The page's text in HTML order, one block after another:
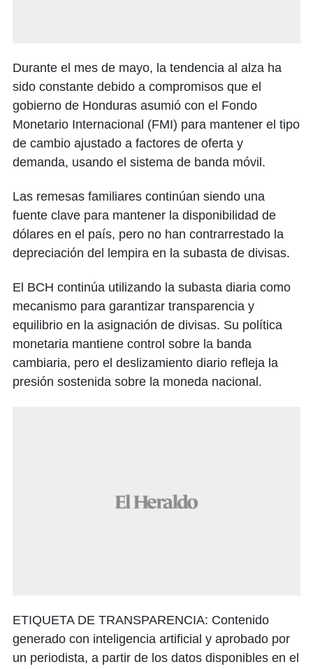
Durante el mes de mayo, la tendencia al alza ha
sido constante debido a compromisos que el
gobierno de Honduras asumió con el Fondo
Monetario Internacional (FMI) para mantener el tipo
de cambio ajustado a factores de oferta y
demanda, usando el sistema de banda móvil.
Las remesas familiares continúan siendo una
fuente clave para mantener la disponibilidad de
dólares en el país, pero no han contrarrestado la
depreciación del lempira en la subasta de divisas.
El BCH continúa utilizando la subasta diaria como
mecanismo para garantizar transparencia y
equilibrio en la asignación de divisas. Su política
monetaria mantiene control sobre la banda
cambiaria, pero el deslizamiento diario refleja la
presión sostenida sobre la moneda nacional.
ETIQUETA DE TRANSPARENCIA: Contenido
generado con inteligencia artificial y aprobado por
un periodista, a partir de los datos disponibles en el